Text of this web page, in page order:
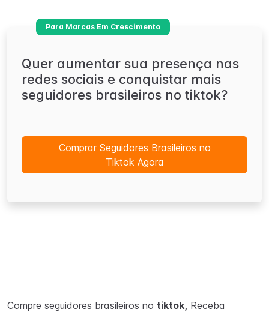
Para Marcas Em Crescimento
Quer aumentar sua presença nas
redes sociais e conquistar mais
seguidores brasileiros no tiktok?
Comprar Seguidores Brasileiros no
Tiktok Agora
Compre seguidores brasileiros no tiktok, Receba